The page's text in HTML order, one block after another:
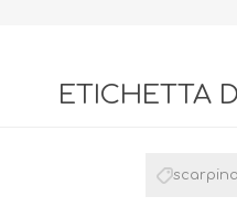
ETICHETTA